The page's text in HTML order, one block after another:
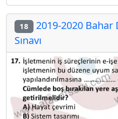
18 2019-2020
Sınavı